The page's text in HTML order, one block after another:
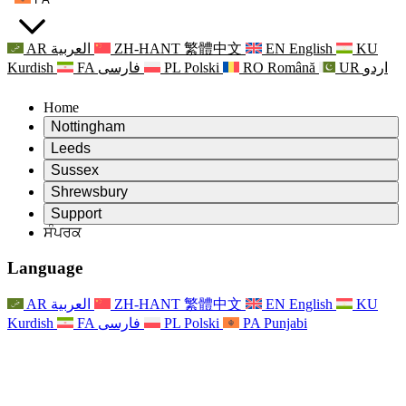
AR العربية ZH-HANT 繁體中文 EN English
KU
Kurdish
FA فارسی PL Polski RO Română UR اردو
Home
Nottingham
Review
ਸਮੀਖਿਆ ਦੇ ਚੇਅਰਮੈਨ
ਸੁਤੰਤਰ ਸਮੀਖਿਆ ਟੀਮ
ਸੰਦਰਭ ਦੀਆਂ ਸ਼ਰਤਾਂ
ਸੁਤੰਤਰ ਸਮੀਖਿਆ ਦੀ ਅੰਤਿਮ ਰਿਪੋਰਟ
ਅਕਸਰ ਪੁੱਛੇ ਜਾਣ ਵਾਲੇ ਸਵਾਲ
ਪਰਿਵਾਰਕ ਫੀਡਬੈਕ ਪ੍ਰਕਿਰਿਆ
ਨਿਊਜ਼ਲੈਟਰ
ਬਾਹਰ ਕੱਡਣਾ
Leeds
Review
ਸਮੀਖਿਆ ਦੇ ਚੇਅਰਮੈਨ
ਸੁਤੰਤਰ ਸਮੀਖਿਆ ਟੀਮ
ਹਵਾਲੇ ਦੀਆਂ ਸ਼ਰਤਾਂ
ਸੰਪਰਕ
ਪਰਿਵਾਰਾਂ ਲਈ ਮਨੋਵਿਗਿਆਨਕ ਸਹਾਇਤਾ
ਪਰਿਵਾਰਾਂ ਲਈ ਅੱਪਡੇਟ
ਘਟਨਾਵਾਂ
For Staff
ਸਟਾਫ ਲਈ ਸਹਾਇਤਾ
Sussex
Review
ਸਮੀਖਿਆ ਦੇ ਚੇਅਰਮੈਨ
ਸੁਤੰਤਰ ਸਮੀਖਿਆ ਟੀਮ
ਸੰਦਰਭ ਦੀਆਂ ਸ਼ਰਤਾਂ
For Families
ਪਰਿਵਾਰਾਂ ਲਈ ਅੱਪਡੇਟ
ਘਟਨਾਵਾਂ
Shrewsbury
Review
ਜਣੇਪਾ ਸਮੀਖਿਆ ਵਾਸਤੇ ਸੰਦਰਭ ਦੀਆਂ ਸ਼ਰਤਾਂ
ਸੁਤੰਤਰ ਸਮੀਖਿਆ ਦੀ ਅੰਤਿਮ ਰਿਪੋਰਟ
ਸੁਤੰਤਰ ਸਮੀਖਿਆ ਦੀ ਪਹਿਲੀ ਰਿਪੋਰਟ
For Families
ਅੱਪਡੇਟ
Support
Leeds
Nottingham
ਪਰਿਵਾਰਕ ਮਨੋਵਿਗਿਆਨਕ ਸਹਾਇਤਾ ਸੇਵਾ
ਮਾਨਸਿਕ ਸਿਹਤ ਸੰਕਟ ਸਹਾਇਤਾ
ਖੇਤਰੀ ਸੇਵਾਵਾਂ ਨੌਟਿੰਘਮ
National
ਸੰਪਰਕ
Language
AR العربية ZH-HANT 繁體中文 EN English
KU
Kurdish
FA فارسی PL Polski PA Punjabi